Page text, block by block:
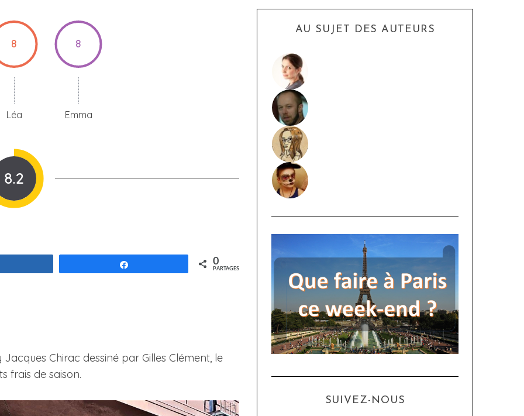
8
Léa
8
Emma
8.2
0
PARTAGES
Chirac dessiné par Gilles Clément, le
frais de saison.
AU SUJET DES AUTEURS
SUIVEZ-NOUS